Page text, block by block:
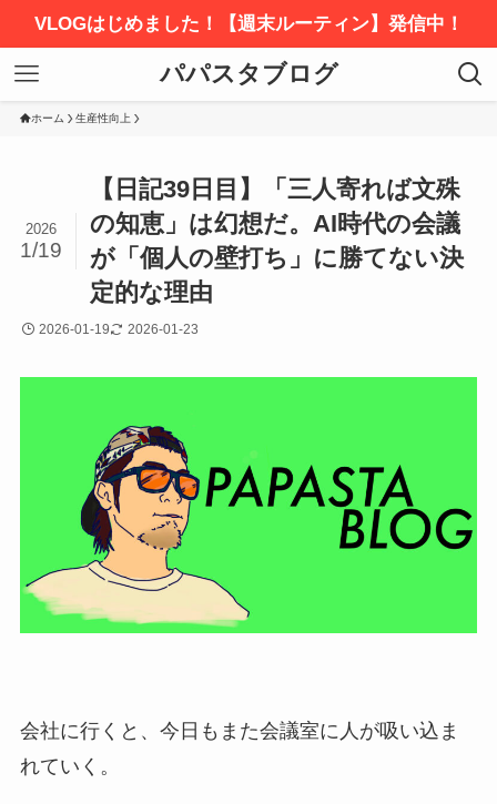
VLOGはじめました！【週末ルーティン】発信中！
パパスタブログ
ホーム 生産性向上
【日記39日目】「三人寄れば文殊
の知恵」は幻想だ。AI時代の会議
が「個人の壁打ち」に勝てない決
定的な理由
2026
1/19
2026-01-19 2026-01-23
会社に行くと、今日もまた会議室に人が吸い込ま
れていく。